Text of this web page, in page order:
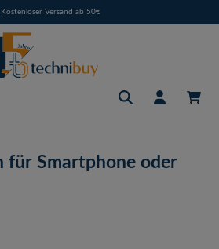
Kostenloser Versand ab 50€
für Smartphone oder